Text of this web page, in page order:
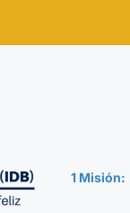
1 Misión: